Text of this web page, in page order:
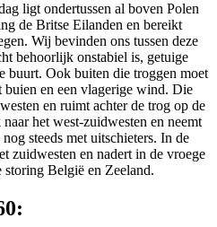
ligt ondertussen al boven Polen
de Britse Eilanden en bereikt
Wij bevinden ons tussen deze
behoorlijk onstabiel is, getuige
buurt. Ook buiten die troggen moet
en een vlagerige wind. Die
en ruimt achter de trog op de
het west-zuidwesten en neemt
steeds met uitschieters. In de
zuidwesten en nadert in de vroege
storing België en Zeeland.